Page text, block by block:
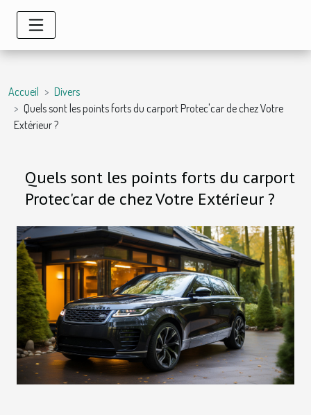
Accueil
Divers
Quels sont les points forts du carport Protec'car de chez Votre
Extérieur ?
Quels sont les points forts du carport
Protec'car de chez Votre Extérieur ?